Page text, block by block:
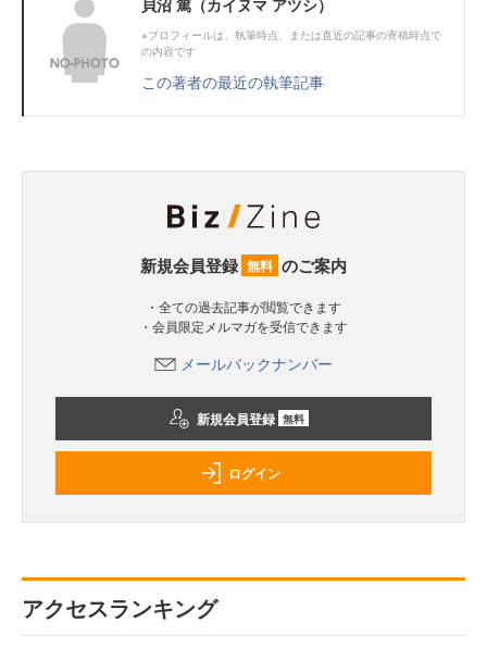
貝沼 篤（カイヌマ アツシ）
※プロフィールは、執筆時点、または直近の記事の寄稿時点で
の内容です
この著者の最近の執筆記事
新規会員登録 無料 のご案内
・全ての過去記事が閲覧できます
・会員限定メルマガを受信できます
メールバックナンバー
新規会員登録 無料
ログイン
アクセスランキング